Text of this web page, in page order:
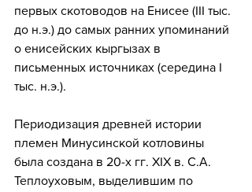
первых скотоводов на Енисее (III тыс.
до н.э.) до самых ранних упоминаний
о енисейских кыргызах в
письменных источниках (середина I
тыс. н.э.).
Периодизация древней истории
племен Минусинской котловины
была создана в 20-х гг. XIX в. С.А.
Теплоуховым, выделившим по